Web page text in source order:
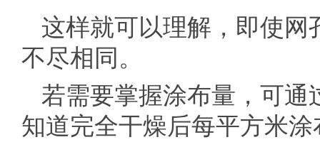
这样就可以理解，即使网
不尽相同。
若需要掌握涂布量，可通
知道完全干燥后每平方米